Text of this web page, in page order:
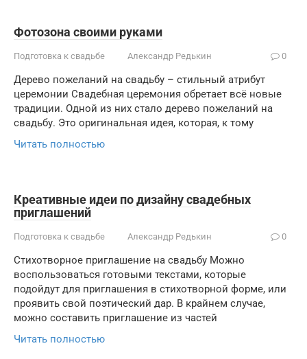
Фотозона своими руками
Подготовка к свадьбе Александр Редькин 0
Дерево пожеланий на свадьбу – стильный атрибут
церемонии Свадебная церемония обретает всё новые
традиции. Одной из них стало дерево пожеланий на
свадьбу. Это оригинальная идея, которая, к тому
Читать полностью
Креативные идеи по дизайну свадебных
приглашений
Подготовка к свадьбе Александр Редькин 0
Стихотворное приглашение на свадьбу Можно
воспользоваться готовыми текстами, которые
подойдут для приглашения в стихотворной форме, или
проявить свой поэтический дар. В крайнем случае,
можно составить приглашение из частей
Читать полностью